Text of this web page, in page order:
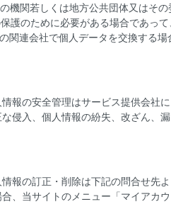
機関若しくは地方公共団体又はそ
護のために必要がある場合であっ
関連会社で個人データを交換する場
報の安全管理はサービス提供会社
侵入、個人情報の紛失、改ざん、
報の訂正・削除は下記の問合せ先よ
、当サイトのメニュー「マイアカ